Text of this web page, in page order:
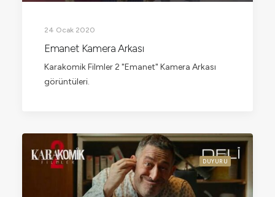
24 Ocak 2020
Emanet Kamera Arkası
Karakomik Filmler 2 "Emanet" Kamera Arkası
görüntüleri.
DUYURU